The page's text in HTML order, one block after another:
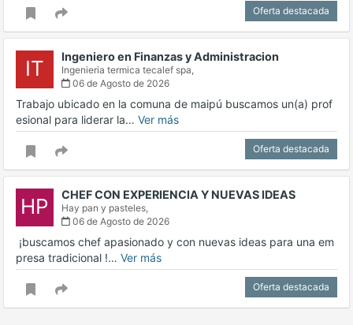
Oferta destacada
IT Ingeniero en Finanzas y Administracion
Ingenieria termica tecalef spa,
06 de Agosto de 2026
Trabajo ubicado en la comuna de maipú buscamos un(a) prof
esional para liderar la… Ver más
Oferta destacada
HP CHEF CON EXPERIENCIA Y NUEVAS IDEAS
Hay pan y pasteles,
06 de Agosto de 2026
‍ ¡buscamos chef apasionado y con nuevas ideas para una em
presa tradicional !… Ver más
Oferta destacada